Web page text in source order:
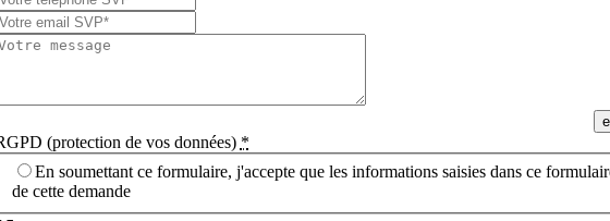
(protection de vos données) *
En soumettant ce formulaire, j'accepte que les informations saisies dans ce
de cette demande